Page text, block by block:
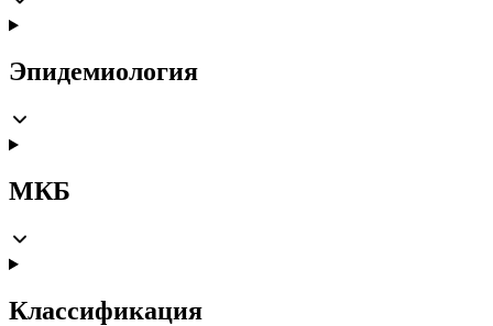
Эпидемиология
МКБ
Классификация